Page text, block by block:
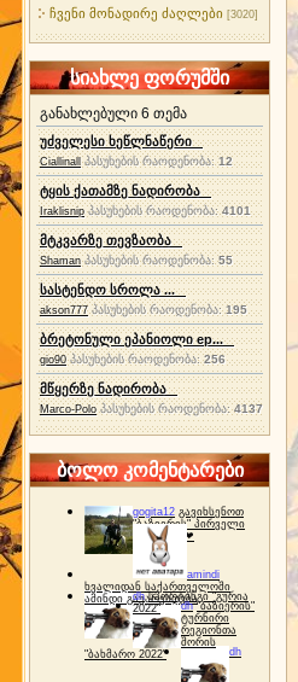
ჩვენი მონადირე ძაღლები [3020]
სიახლე ფორუმში
განახლებული 6 თემა
უძველესი ხეწლნაწერი
Ciallinall პასუხების რაოდენობა:12
ტყის ქათამზე ნადირობა
Iraklisnip პასუხების რაოდენობა: 4101
მტკვარზე თევზაობა
Shaman პასუხების რაოდენობა:55
სასტენდო სროლა ...
akson777 პასუხების რაოდენობა:195
ბრეტონული ეპანიოლი ep...
gio90 პასუხების რაოდენობა:256
მწყერზე ნადირობა
Marco-Polo პასუხების რაოდენობა:4137
ბოლო კომენტარები
gogita12 გავიხსენოთ
"ბაზიერის" პირველი
ტურნირი ❤
amindi
ხვალიდან საქართველოში
ამინდი გაუარესდება
dh სპორტინგი "გურია
2022"
dh "ბაზიერის"
ტურნირი
რეგიონთა
შორის
"ბახმარო 2022"
dh